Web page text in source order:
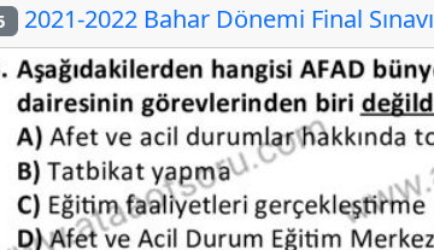
2021-2022 Bahar Dönemi Final Sınavı